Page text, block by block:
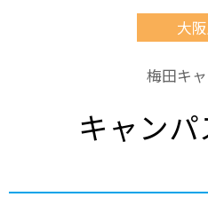
大
梅田キ
キャン